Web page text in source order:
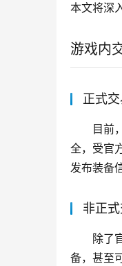
本文将深
游戏内
正式
目前
全，受官
发布装备
非正
除了
备，甚至